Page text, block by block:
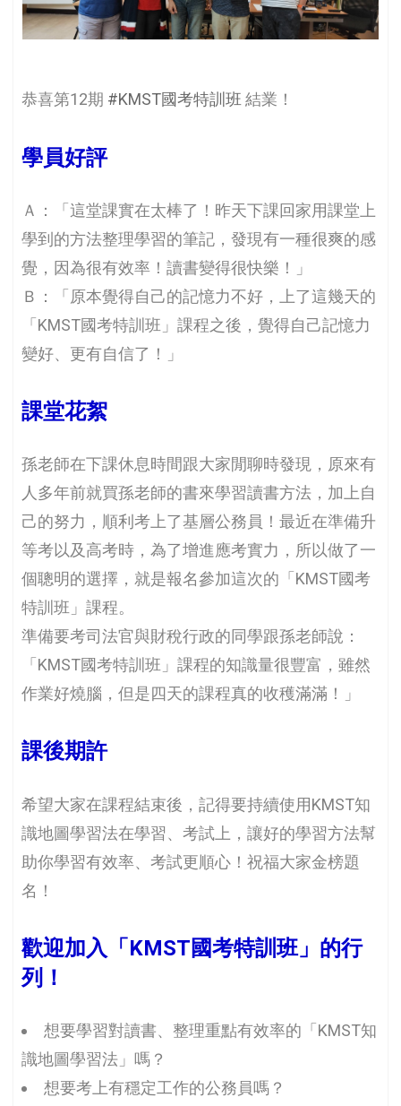
恭喜第12期 #KMST國考特訓班 結業！
學員好評️
Ａ：「這堂課實在太棒了！昨天下課回家用課堂上
學到的方法整理學習的筆記，發現有一種很爽的感
覺，因為很有效率！讀書變得很快樂！」
Ｂ：「原本覺得自己的記憶力不好，上了這幾天的
「KMST國考特訓班」課程之後，覺得自己記憶力
變好、更有自信了！」
️課堂花絮️
孫老師在下課休息時間跟大家閒聊時發現，原來有
人多年前就買孫老師的書來學習讀書方法，加上自
己的努力，順利考上了基層公務員！最近在準備升
等考以及高考時，為了增進應考實力，所以做了一
個聰明的選擇，就是報名參加這次的「KMST國考
特訓班」課程。
準備要考司法官與財稅行政的同學跟孫老師說：
「KMST國考特訓班」課程的知識量很豐富，雖然
作業好燒腦，但是四天的課程真的收穫滿滿！」
課後期許️
希望大家在課程結束後，記得要持續使用KMST知
識地圖學習法在學習、考試上，讓好的學習方法幫
助你學習有效率、考試更順心！祝福大家金榜題
名！
歡迎加入「KMST國考特訓班」的行
列！
想要學習對讀書、整理重點有效率的「KMST知
識地圖學習法」嗎？
想要考上有穩定工作的公務員嗎？